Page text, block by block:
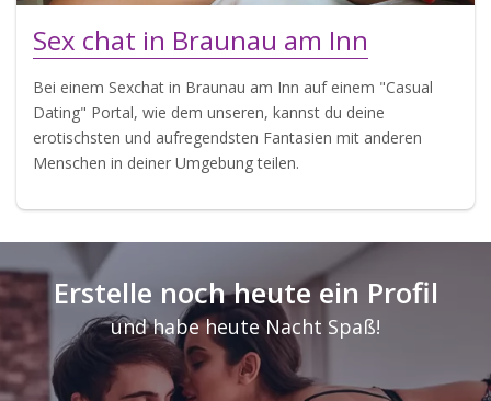
Sex chat in Braunau am Inn
Bei einem Sexchat in Braunau am Inn auf einem "Casual
Dating" Portal, wie dem unseren, kannst du deine
erotischsten und aufregendsten Fantasien mit anderen
Menschen in deiner Umgebung teilen.
Erstelle noch heute ein Profil
und habe heute Nacht Spaß!